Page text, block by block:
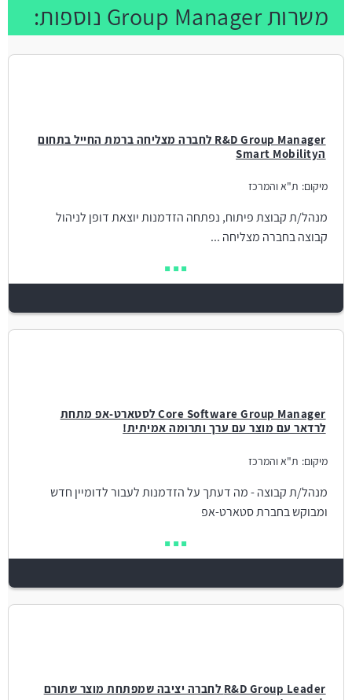
משרות Group Manager נוספות:
R&D Group Manager לחברה מצליחה ברמת החייל בתחום
הSmart Mobility
מיקום: ת"א והמרכז
מנהל/ת קבוצת פיתוח, נפתחה הזדמנות יוצאת דופן לניהול
קבוצה בחברה מצליחה ...
Core Software Group Manager לסטארט-אפ מתחת
לרדאר עם מוצר עם ערך ותרומה אמיתית!
מיקום: ת"א והמרכז
מנהל/ת קבוצה - מה דעתך על הזדמנות לעבור לדומיין חדש
ומבוקש בחברת סטארט-אפ
R&D Group Leader לחברה יציבה שמפתחת מוצר שתורם